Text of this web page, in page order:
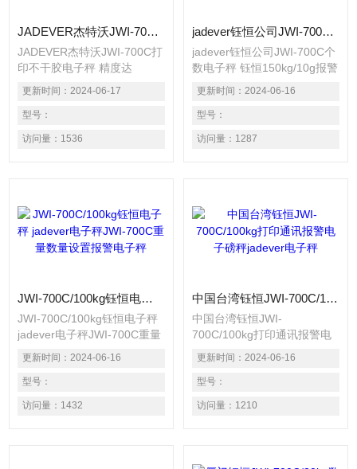
JADEVER杰特沃JWI-700C打印不干胶电子秤
JADEVER杰特沃JWI-700C打
印不干胶电子秤 精度达
1/15000，内部可调
1/30000。 适用1个荷重元装
置的电子秤。 具有单点校正
及三点校正之功能，确保精准
度。 自动平均单重功能，计
下限三段重量警示，并具有一
组记忆功
更新时间： 2024-06-17
型号：
访问量： 1536
jadever钰恒公司JWI-700C个数电子秤 钰恒150kg/10g报警电子秤
jadever钰恒公司JWI-700C个
数电子秤 钰恒150kg/10g报警
电子秤 精度达1/15000，内部
可调1/30000。 适用1个荷重
元装置的电子秤。 具有单点
校正及三点校正之功能，确保
精准度。 自动平均单重功
准、 下限三段重量警示，并
具有一组记忆功
更新时间： 2024-06-16
型号：
访问量： 1287
JWI-700C/100kg钰恒电子秤 jadever电子秤JWI-700C重量数量设置报警电子秤
JWI-700C/100kg钰恒电子秤
jadever电子秤JWI-700C重量
数量设置报警电子秤 精度达
1/15000，内部可调
1/30000。 适用1个荷重元装
置的电子秤。 具有单点校正
及三点校正之功能，确保精准
更新时间： 2024-06-16
型号：
访问量： 1432
中国台湾钰恒JWI-700C/100kg打印通讯报警电子磅秤jadever电子秤
中国台湾钰恒JWI-
700C/100kg打印通讯报警电
子磅秤jadever电子秤 精度达
1/15000，内部可调
1/30000。 适用1个荷重元装
置的电子秤。 具有单点校正
及三点校正之功能，确保精准
能，用途广泛。 具有重量警
更新时间： 2024-06-16
型号：
访问量： 1210